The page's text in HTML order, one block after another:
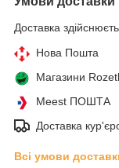
Доставка
Нова Пошта
Магазини
Meest ПОШТА
Доставка
Всі умови